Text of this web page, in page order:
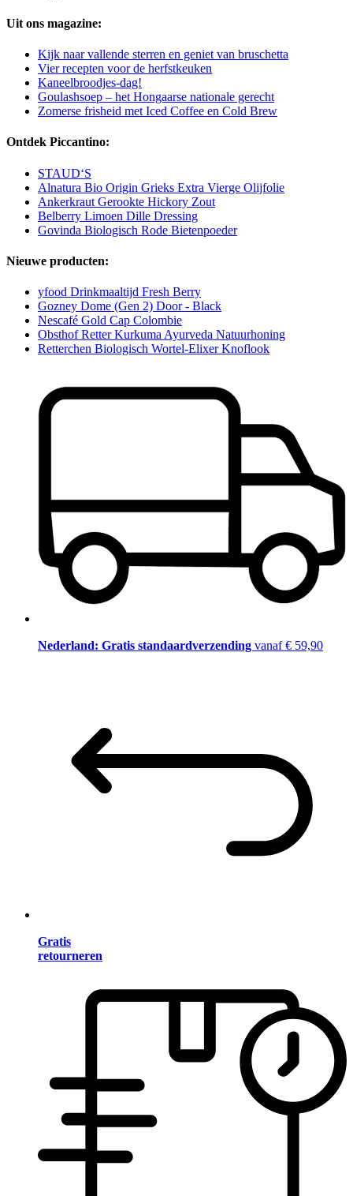
Uit ons magazine:
Kijk naar vallende sterren en geniet van bruschetta
Vier recepten voor de herfstkeuken
Kaneelbroodjes-dag!
Goulashsoep – het Hongaarse nationale gerecht
Zomerse frisheid met Iced Coffee en Cold Brew
Ontdek Piccantino:
STAUD‘S
Alnatura Bio Origin Grieks Extra Vierge Olijfolie
Ankerkraut Gerookte Hickory Zout
Belberry Limoen Dille Dressing
Govinda Biologisch Rode Bietenpoeder
Nieuwe producten:
yfood Drinkmaaltijd Fresh Berry
Gozney Dome (Gen 2) Door - Black
Nescafé Gold Cap Colombie
Obsthof Retter Kurkuma Ayurveda Natuurhoning
Retterchen Biologisch Wortel-Elixer Knoflook
Nederland: Gratis standaardverzending vanaf € 59,90
Gratis
retourneren